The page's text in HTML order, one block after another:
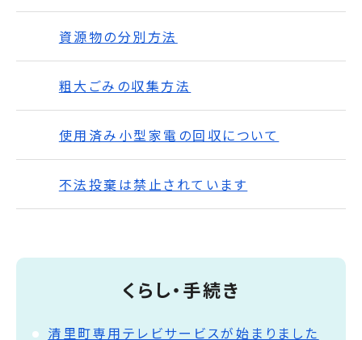
資源物の分別方法
粗大ごみの収集方法
使用済み小型家電の回収について
不法投棄は禁止されています
くらし・手続き
清里町専用テレビサービスが始まりました